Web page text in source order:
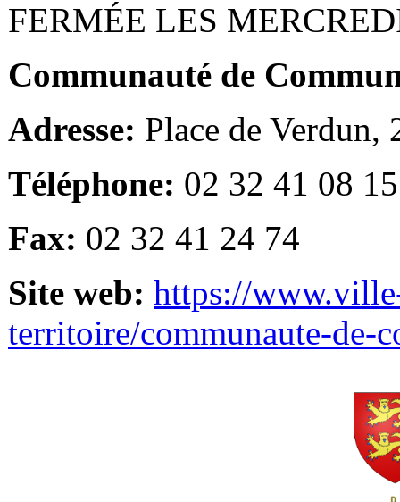
FERMÉE LES
Communauté de
Adresse: Place de Verdun,
Téléphone: 02 32 41 08 15
Fax: 02 32 41 24 74
Site web: https://
territoire/communaute-de-